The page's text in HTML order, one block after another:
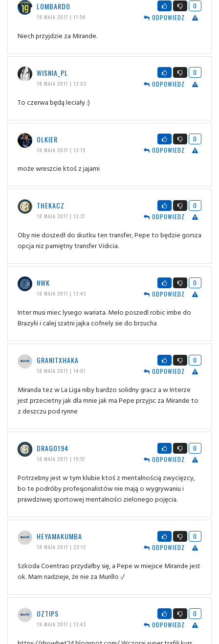
LOMBARDO
18 MAJA 2017 | 11:54
0
ODPOWIEDZ
Niech przyjdzie za Mirande.
WISNIA_PL
18 MAJA 2017 | 12:02
0
ODPOWIEDZ
To czerwa będą leciały :)
OLKIER
18 MAJA 2017 | 12:15
0
ODPOWIEDZ
może wreszcie ktoś z jajami
THEKACZ
18 MAJA 2017 | 12:27
0
ODPOWIEDZ
Oby nie doszedł do skutku ten transfer, Pepe to będzie gorsza
opcja niz pamiętny transfer Vidicia.
NWK
18 MAJA 2017 | 12:43
0
ODPOWIEDZ
Inter musi miec lysego wariata. Melo poszedl robic imbe do
Brazylii i calej szatni jajka cofnely sie do brzucha
GRANITXHAKA
18 MAJA 2017 | 14:07
0
ODPOWIEDZ
Miranda tez w La Liga niby bardzo solidny gracz a w Interze
jest przecietny jak dla mnie jak ma Pepe przyjsc za Mirande to
z deszczu pod rynne
DRAGO194
18 MAJA 2017 | 15:57
0
ODPOWIEDZ
Potrzebny jest w tym klubie ktoś z mentalnością zwycięzcy,
bo te podróby profesjonalistów nie mają o wygrywaniu i
prawdziwej sportowej mentalności zielonego pojęcia.
HEYAMAKUMBA
18 MAJA 2017 | 22:12
0
ODPOWIEDZ
Szkoda Coentrao przydałby się, a Pepe w miejsce Mirande jest
ok. Mam nadzieje, że nie za Murillo :/
OZTIPS
19 MAJA 2017 | 12:43
0
ODPOWIEDZ